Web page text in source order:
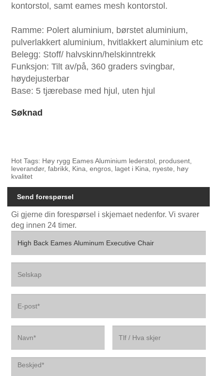
kontorstol, samt eames mesh kontorstol.
Ramme: Polert aluminium, børstet aluminium,
pulverlakkert aluminium, hvitlakkert aluminium etc
Belegg: Stoff/ halvskinn/helskinntrekk
Funksjon: Tilt av/på, 360 graders svingbar,
høydejusterbar
Base: 5 tjærebase med hjul, uten hjul
Søknad
Hot Tags: Høy rygg Eames Aluminium lederstol, produsent,
leverandør, fabrikk, Kina, engros, laget i Kina, nyeste, høy
kvalitet
Send forespørsel
Gi gjerne din forespørsel i skjemaet nedenfor. Vi svarer
deg innen 24 timer.